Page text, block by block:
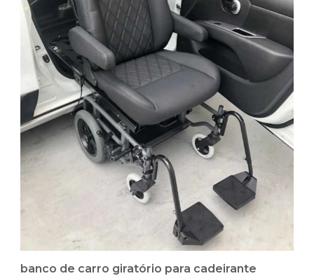
banco de carro giratório para cadeirante